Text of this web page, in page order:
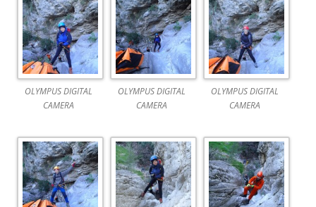
OLYMPUS DIGITAL
CAMERA
OLYMPUS DIGITAL
CAMERA
OLYMPUS DIGITAL
CAMERA